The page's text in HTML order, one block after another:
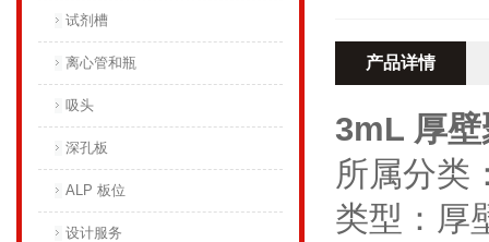
试剂槽
离心管和瓶
吸头
深孔板
ALP 板位
设计服务
产品详情
3mL 厚
所属分类
类型：厚